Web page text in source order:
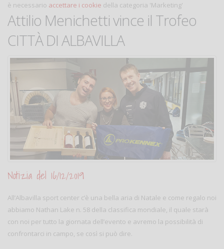
è necessario accettare i cookie della categoria 'Marketing'
Attilio Menichetti vince il Trofeo
CITTÀ DI ALBAVILLA
Notizia del 16/12/2019
All’Albavilla sport center c’è una bella aria di Natale e come regalo noi
abbiamo Nathan Lake n. 58 della classifica mondiale, il quale starà
con noi per tutto la giornata dell’evento e avremo la possibilità di
confrontarci in campo, se così si può dire.